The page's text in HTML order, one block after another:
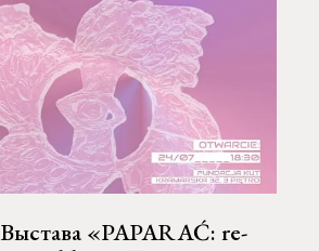
Выстава «PAPARAĆ: re-